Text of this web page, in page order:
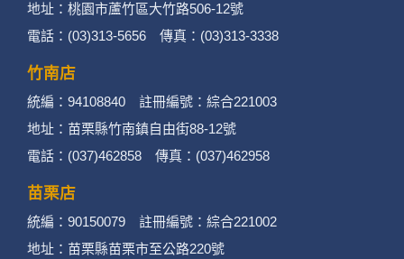
地址：桃園市蘆竹區大竹路506-12號
電話：(03)313-5656 傳真：(03)313-3338
竹南店
統編：94108840 註冊編號：綜合221003
地址：苗栗縣竹南鎮自由街88-12號
電話：(037)462858 傳真：(037)462958
苗栗店
統編：90150079 註冊編號：綜合221002
地址：苗栗縣苗栗市至公路220號